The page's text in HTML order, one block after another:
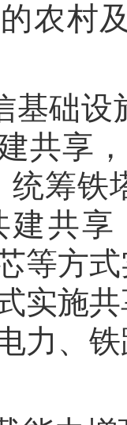
农村
基础
共享
统筹铁
建共
等方
实施
力、